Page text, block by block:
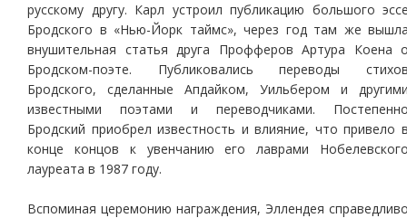
русскому другу. Карл устроил публикацию большого
Бродского в «Нью-Йорк таймс», через год там же
внушительная статья друга Профферов Артура Коена
Бродском-поэте. Публиковались переводы
Бродского, сделанные Апдайком, Уильбером и
известными поэтами и переводчиками.
Бродский приобрел известность и влияние, что привело
конце концов к увенчанию его лаврами
лауреата в 1987 году.
Вспоминая церемонию награждения, Эллендея